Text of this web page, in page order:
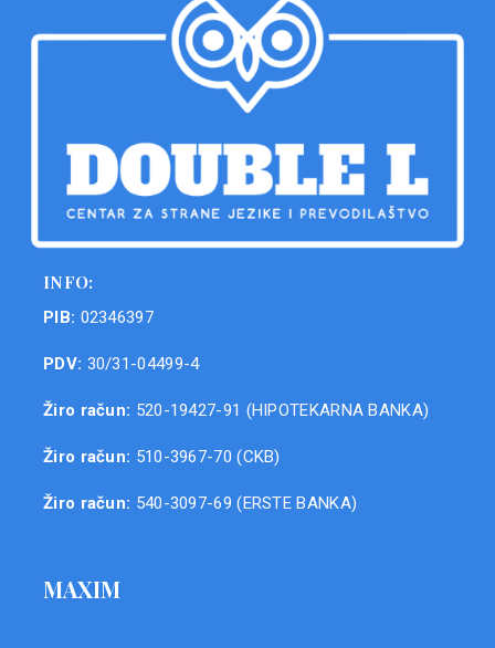
INFO:
PIB: 02346397
PDV: 30/31-04499-4
Žiro račun: 520-19427-91 (HIPOTEKARNA BANKA)
Žiro račun: 510-3967-70 (CKB)
Žiro račun: 540-3097-69 (ERSTE BANKA)
MAXIM